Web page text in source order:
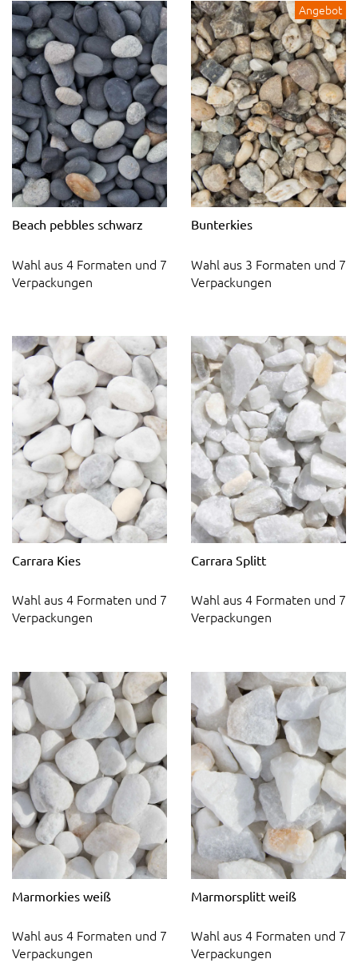
Beach pebbles schwarz
Wahl aus 4 Formaten und 7
Verpackungen
Angebot
Bunterkies
Wahl aus 3 Formaten und 7
Verpackungen
Carrara Kies
Wahl aus 4 Formaten und 7
Verpackungen
Carrara Splitt
Wahl aus 4 Formaten und 7
Verpackungen
Marmorkies weiß
Wahl aus 4 Formaten und 7
Verpackungen
Marmorsplitt weiß
Wahl aus 4 Formaten und 7
Verpackungen